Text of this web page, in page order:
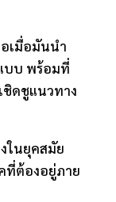
เมื่อมันนำ
บบ พร้อมที่
ดชูแนวทาง
ในยุคสมัย
ที่ต้องอยู่ภาย